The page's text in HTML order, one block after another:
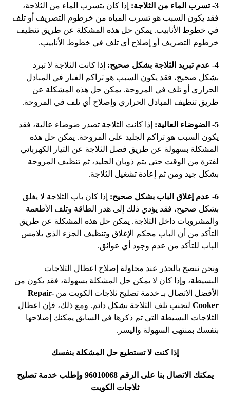
3- تسرب الماء من الثلاجة:
إذا كان يتسرب الماء من الثلاجة،
فقد يكون السبب هو تسرب المياه من خرطوم التصريف أو تلف
في خطوط الأنابيب. يمكن حل هذه المشكلة عن طريق تنظيف
خرطوم التصريف أو إصلاح أي تلف في خطوط الأنابيب.
4- عدم تبريد الثلاجة بشكل صحيح:
إذا كانت الثلاجة لا تبرد
بشكل صحيح، فقد يكون السبب هو تراكم الغبار في المبادل
الحراري أو تلف في المروحة. يمكن حل هذه المشكلة عن
طريق تنظيف المبادل الحراري وإصلاح أي تلف في المروحة.
5- الضوضاء العالية:
إذا كانت الثلاجة تصدر ضوضاء عالية، فقد
يكون السبب هو تراكم الجليد على المروحة. يمكن حل هذه
المشكلة بسهولة عن طريق فصل الثلاجة عن التيار الكهربائي
لفترة من الوقت حتى يتم ذوبان الجليد، ثم تنظيف المروحة
بشكل جيد ومن ثم إعادة تشغيل الثلاجة.
6- عدم إغلاق الباب بشكل صحيح:
إذا كان باب الثلاجة لا يغلق
بشكل صحيح، فقد يؤدي ذلك إلى هدر الطاقة وتلف الأطعمة
والمشروبات داخل الثلاجة. يمكن حل هذه المشكلة عن طريق
التأكد من أن الباب محكم الإغلاق وتنظيف الجزء الذي يلامس
الباب للتأكد من عدم وجود أي عوائق.
ونحن ننصح بالحذر عند محاولة إصلاح اعطال الثلاجات
البسيطة، وإذا كان لا يمكن حل المشكلة بسهولة، فقد يكون من
الأفضل الاتصال بـ خدمة تصليح ثلاجات الكويت منRepair-
Cooker لتجنب تلف الثلاجة بشكل دائم. ومع ذلك، فإن اعطال
الثلاجات البسيطة التي تم ذكرها في السابق يمكنك إصلاحها
بنفسك بمنتهى السهولة واليسر.
إذا كنت لا تستطيع حل المشكلة بنفسك
يمكنك الاتصال بنا على الرقم 96010068 وإطلب خدمة تصليح
ثلاجات الكويت